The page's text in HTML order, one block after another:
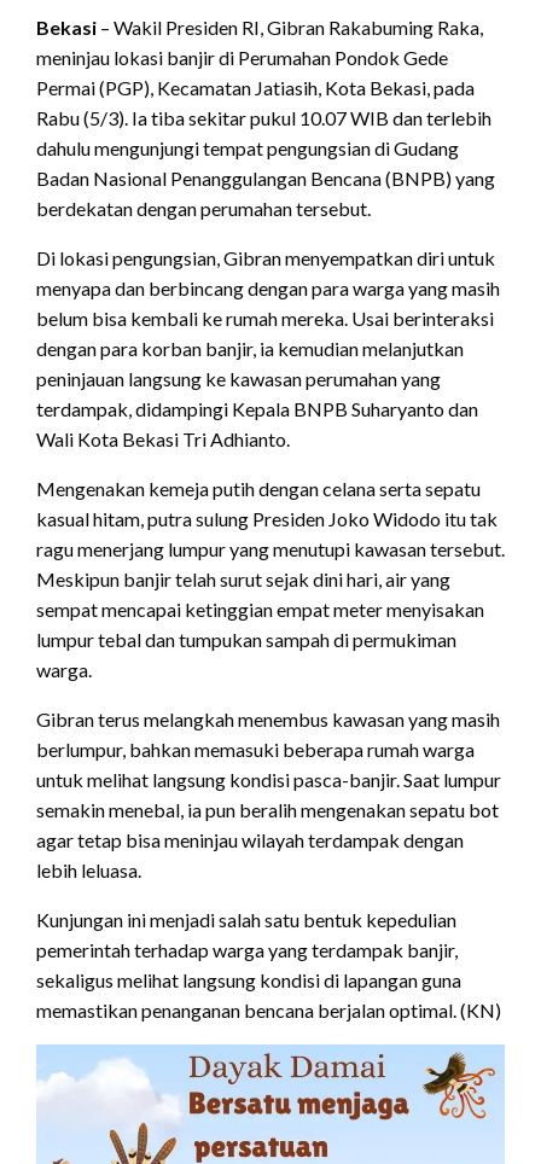
Bekasi – Wakil Presiden RI, Gibran Rakabuming Raka,
meninjau lokasi banjir di Perumahan Pondok Gede
Permai (PGP), Kecamatan Jatiasih, Kota Bekasi, pada
Rabu (5/3). Ia tiba sekitar pukul 10.07 WIB dan terlebih
dahulu mengunjungi tempat pengungsian di Gudang
Badan Nasional Penanggulangan Bencana (BNPB) yang
berdekatan dengan perumahan tersebut.
Di lokasi pengungsian, Gibran menyempatkan diri untuk
menyapa dan berbincang dengan para warga yang masih
belum bisa kembali ke rumah mereka. Usai berinteraksi
dengan para korban banjir, ia kemudian melanjutkan
peninjauan langsung ke kawasan perumahan yang
terdampak, didampingi Kepala BNPB Suharyanto dan
Wali Kota Bekasi Tri Adhianto.
Mengenakan kemeja putih dengan celana serta sepatu
kasual hitam, putra sulung Presiden Joko Widodo itu tak
ragu menerjang lumpur yang menutupi kawasan tersebut.
Meskipun banjir telah surut sejak dini hari, air yang
sempat mencapai ketinggian empat meter menyisakan
lumpur tebal dan tumpukan sampah di permukiman
warga.
Gibran terus melangkah menembus kawasan yang masih
berlumpur, bahkan memasuki beberapa rumah warga
untuk melihat langsung kondisi pasca-banjir. Saat lumpur
semakin menebal, ia pun beralih mengenakan sepatu bot
agar tetap bisa meninjau wilayah terdampak dengan
lebih leluasa.
Kunjungan ini menjadi salah satu bentuk kepedulian
pemerintah terhadap warga yang terdampak banjir,
sekaligus melihat langsung kondisi di lapangan guna
memastikan penanganan bencana berjalan optimal. (KN)